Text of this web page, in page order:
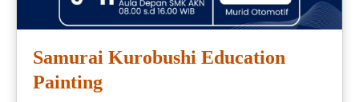
Samurai Kurobushi Education
Painting